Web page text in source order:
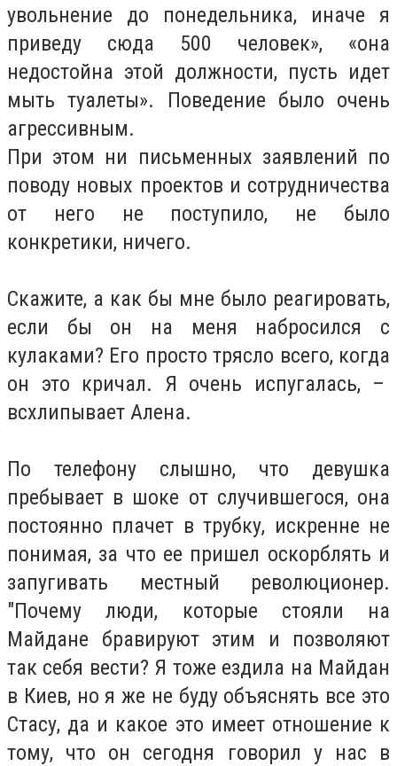
увольнение до понедельника, иначе я
приведу сюда 500 человек», «она
недостойна этой должности, пусть идет
мыть туалеты». Поведение было очень
агрессивным.
При этом ни письменных заявлений по
поводу новых проектов и сотрудничества
от него не поступило, не было
конкретики, ничего.
Скажите, а как бы мне было реагировать,
если бы он на меня набросился с
кулаками? Его просто трясло всего, когда
он это кричал. Я очень испугалась, –
всхлипывает Алена.
По телефону слышно, что девушка
пребывает в шоке от случившегося, она
постоянно плачет в трубку, искренне не
понимая, за что ее пришел оскорблять и
запугивать местный революционер.
"Почему люди, которые стояли на
Майдане бравируют этим и позволяют
так себя вести? Я тоже ездила на Майдан
в Киев, но я же не буду объяснять все это
Стасу, да и какое это имеет отношение к
тому, что он сегодня говорил у нас в